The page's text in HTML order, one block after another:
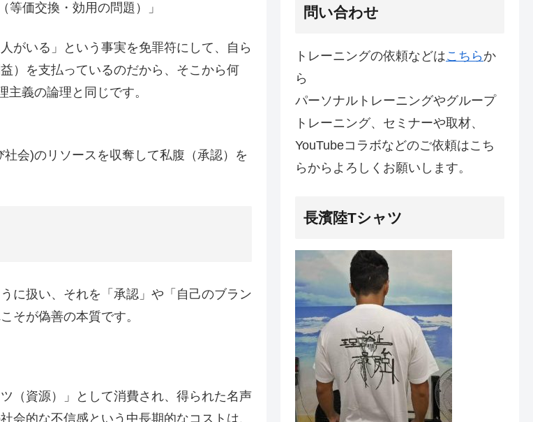
等価交換・効用の問題）」
がいる」という事実を免罪符にして、自ら
）を支払っているのだから、そこから何
義の論理と同じです。
会)のリソースを収奪して私腹（承認）を
に扱い、それを「承認」や「自己のブラン
そが偽善の本質です。
（資源）」として消費され、得られた名声
会的な不信感という中長期的なコストは、
問い合わせ
トレーニングの依頼などはこちら か
ら
パーソナルトレーニングやグループ
トレーニング、セミナーや取材、
YouTubeコラボなどのご依頼はこち
らからよろしくお願いします。
長濱陸Tシャツ